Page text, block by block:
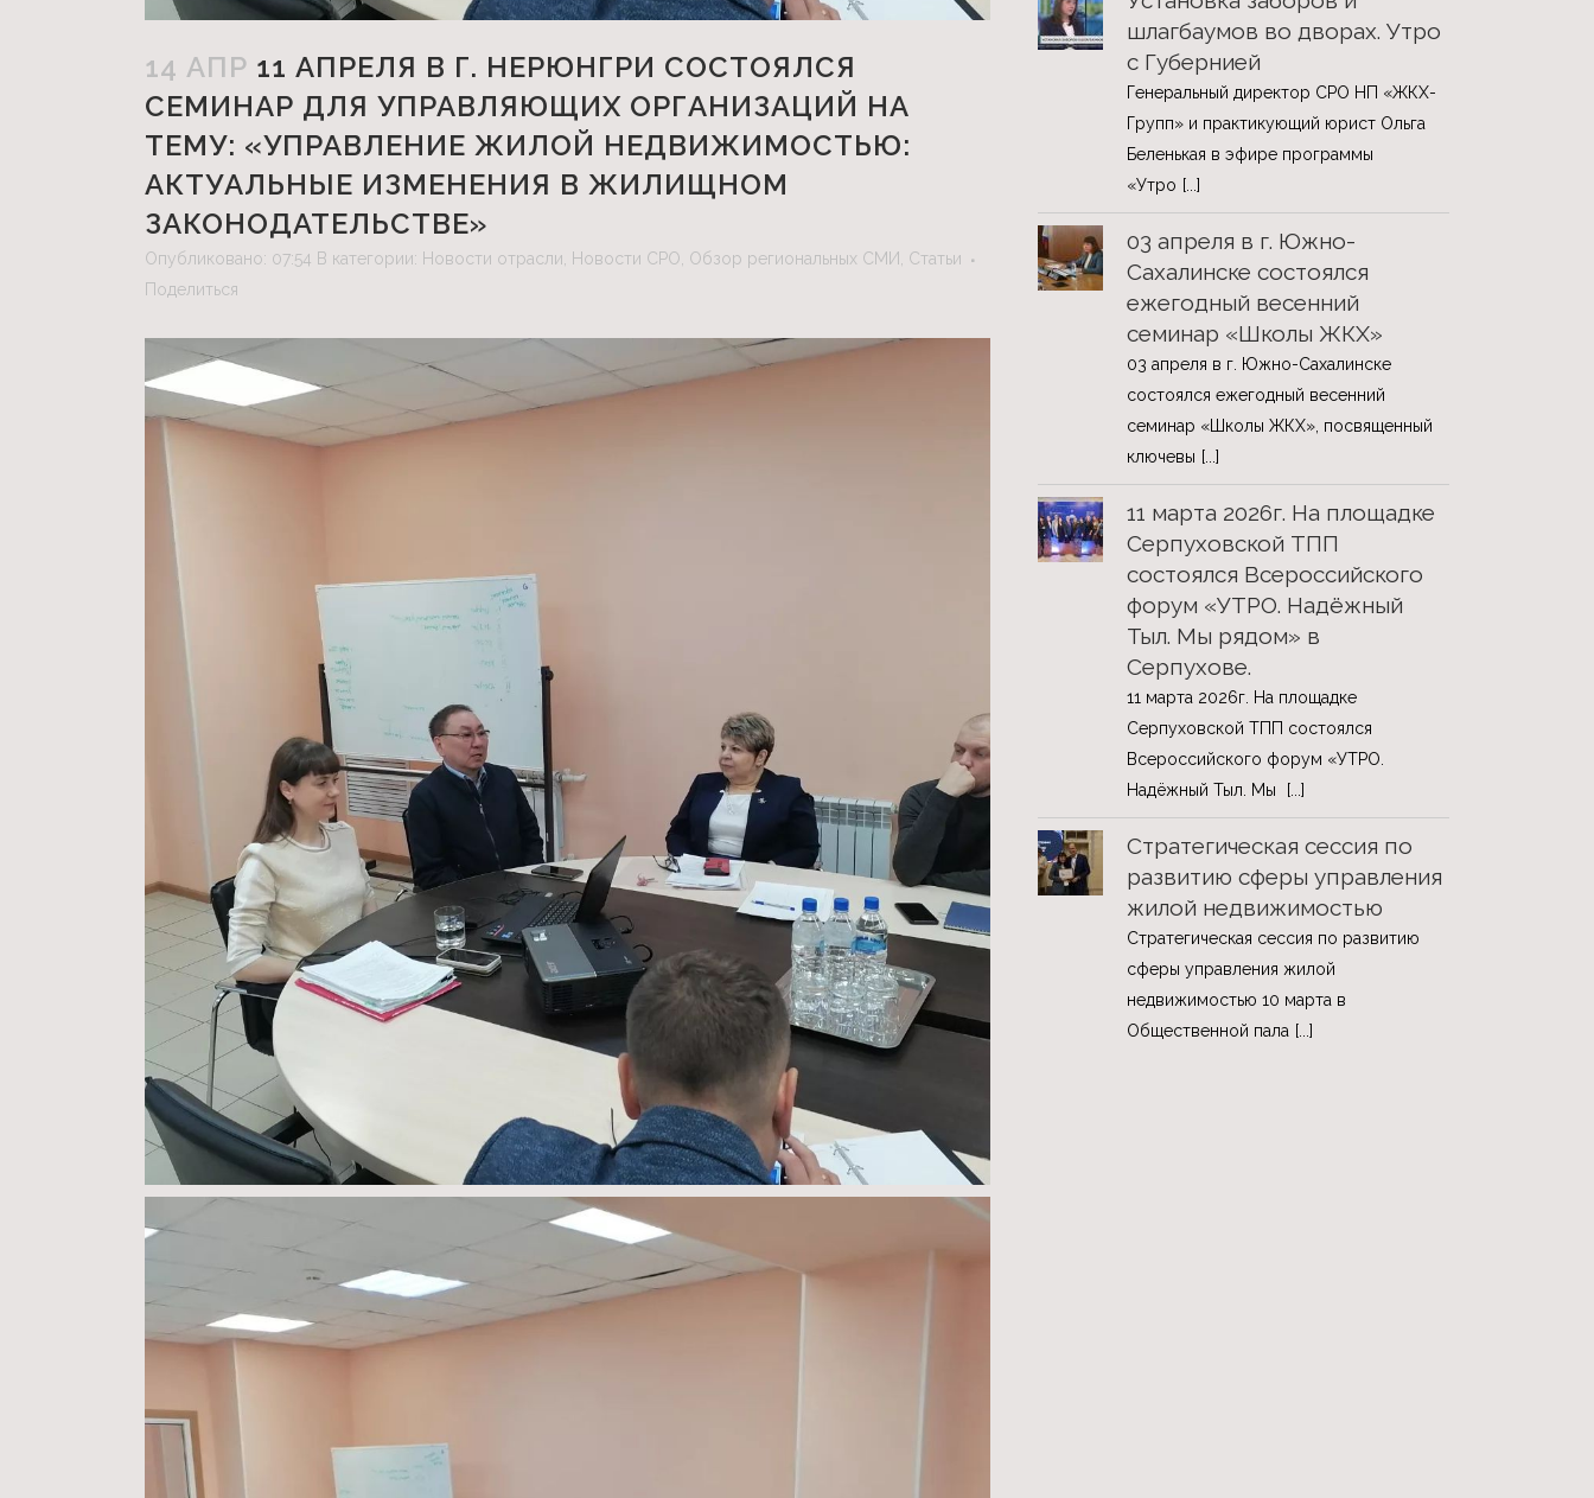
14 АПР 11 АПРЕЛЯ В Г. НЕРЮНГРИ СОСТОЯЛСЯ
СЕМИНАР ДЛЯ УПРАВЛЯЮЩИХ ОРГАНИЗАЦИЙ НА
ТЕМУ: «УПРАВЛЕНИЕ ЖИЛОЙ НЕДВИЖИМОСТЬЮ:
АКТУАЛЬНЫЕ ИЗМЕНЕНИЯ В ЖИЛИЩНОМ
ЗАКОНОДАТЕЛЬСТВЕ»
Опубликовано: 07:54 В категории: Новости отрасли, Новости СРО, Обзор региональных СМИ, Статьи
Поделиться
шлагбаумов во дворах. Утро
с Губернией
Генеральный директор СРО НП «ЖКХ-
Групп» и практикующий юрист Ольга
Беленькая в эфире программы
«Утро [...]
03 апреля в г. Южно-
Сахалинске состоялся
ежегодный весенний
семинар «Школы ЖКХ»
03 апреля в г. Южно-Сахалинске
состоялся ежегодный весенний
семинар «Школы ЖКХ», посвященный
ключевы [...]
11 марта 2026г. На площадке
Серпуховской ТПП
состоялся Всероссийского
форум «УТРО. Надёжный
Тыл. Мы рядом» в
Серпухове.
11 марта 2026г. На площадке
Серпуховской ТПП состоялся
Всероссийского форум «УТРО.
Надёжный Тыл. Мы
[...]
Стратегическая сессия по
развитию сферы управления
жилой недвижимостью
Стратегическая сессия по развитию
сферы управления жилой
недвижимостью 10 марта в
Общественной пала [...]